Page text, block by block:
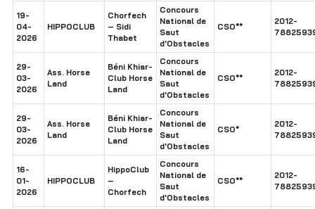
19-
04-
2026
HIPPOCLUB
Chorfech
– Sidi
Thabet
Concours
National de
Saut
d'Obstacles
CSO**
2012-
29-
03-
2026
Ass. Horse
Land
Béni Khiar-
Club Horse
Land
Concours
National de
Saut
d'Obstacles
CSO**
2012-
29-
03-
2026
Ass. Horse
Land
Béni Khiar-
Club Horse
Land
Concours
National de
Saut
d'Obstacles
CSO*
2012-
16-
01-
2026
HIPPOCLUB
HippoClub
–
Chorfech
Concours
National de
Saut
d'Obstacles
CSO**
2012-